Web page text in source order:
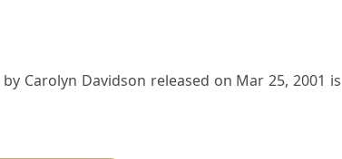
Carolyn Davidson released on Mar 25, 2001 is